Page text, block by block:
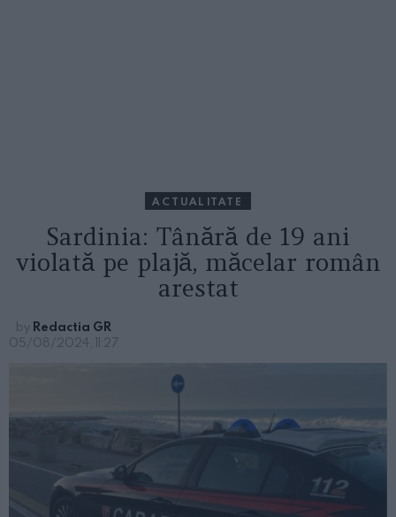
ACTUALITATE
Sardinia: Tânără de 19 ani
violată pe plajă, măcelar român
arestat
by Redactia GR
05/08/2024, 11:27